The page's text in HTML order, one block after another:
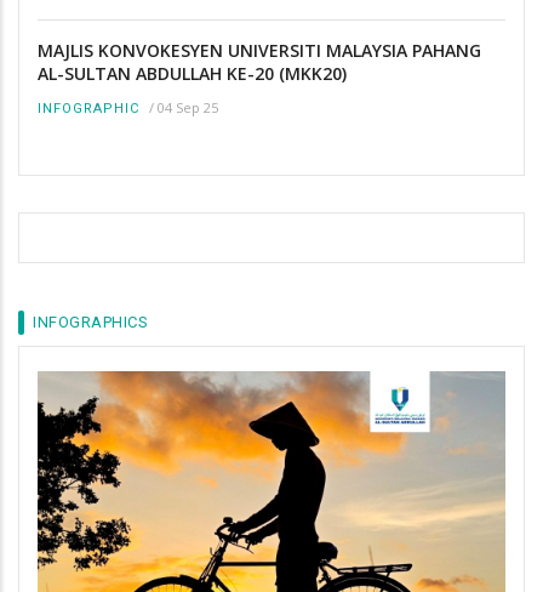
MAJLIS KONVOKESYEN UNIVERSITI MALAYSIA PAHANG
AL-SULTAN ABDULLAH KE-20 (MKK20)
INFOGRAPHIC / 04 Sep 25
INFOGRAPHICS